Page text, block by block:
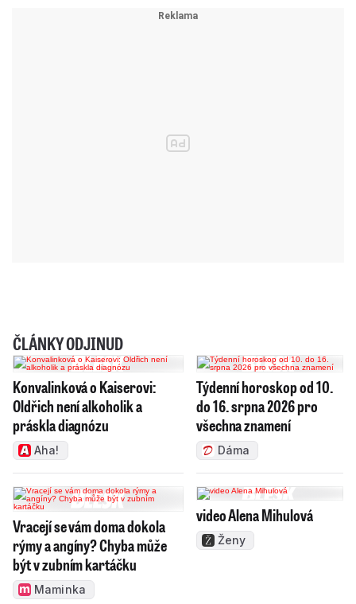
ČLÁNKY ODJINUD
Konvalinková o Kaiserovi:
Oldřich není alkoholik a
práskla diagnózu
Aha!
Týdenní horoskop od 10.
do 16. srpna 2026 pro
všechna znamení
Dáma
Vracejí se vám doma dokola
rýmy a angíny? Chyba může
být v zubním kartáčku
Maminka
video Alena Mihulová
Ženy